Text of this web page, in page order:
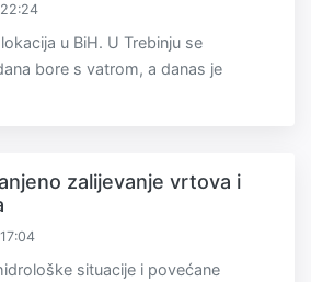
u BiH. U Trebinju se
bore s vatrom, a danas je
zalijevanje vrtova i
situacije i povećane